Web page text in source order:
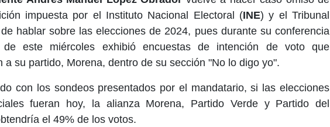
impuesta por el Instituto Nacional Electoral (INE) y el Tribunal
hablar sobre las elecciones de 2024, pues durante su conferencia
de este miércoles exhibió encuestas de intención de voto que
a su partido, Morena, dentro de su sección "No lo digo yo".
con los sondeos presentados por el mandatario, si las elecciones
fueran hoy, la alianza Morena, Partido Verde y Partido del
el 49% de los votos.